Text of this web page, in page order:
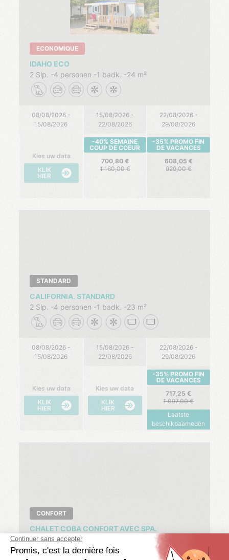
ECONOMIQUE
IDAHO ECO
2 Slp.
4 personen 1 badk. 24 m²
08/08/2026 -
15/08/2026
15/08/2026 -
22/08/2026
22/08/2026 -
29/08/2026
Kies uw data
KLIK
HIER
-40% SEMAINE
COUP DE COEUR
700,80
1 160,00
-35% PROMO FIN
DE VACANCES
608,05
929,00
STANDARD
CALIFORNIA. STANDARD
2 Slp.
4 personen 1 badk. 23 m²
08/08/2026 -
15/08/2026
15/08/2026 -
22/08/2026
22/08/2026 -
29/08/2026
Kies uw data
KLIK
HIER
Kies uw data
KLIK
HIER
-35% PROMO FIN
DE VACANCES
717,25
1 097,00
Laatste
beschikbaarheden
CONFORT
CHALET COBA CONFORT AVEC SPA.
2 Slp. 4 personen